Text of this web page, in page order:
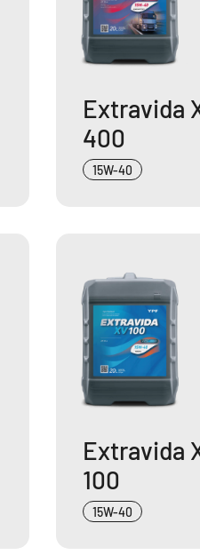
Extravida
400
15W-40
Extravida
100
15W-40